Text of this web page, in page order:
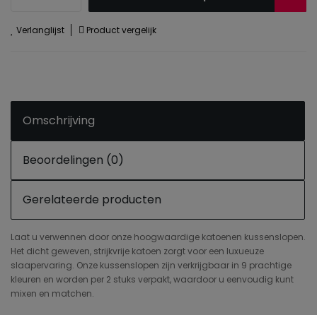
Verlanglijst Product vergelijk
Omschrijving
Beoordelingen (0)
Gerelateerde producten
Laat u verwennen door onze hoogwaardige katoenen kussenslopen.
Het dicht geweven, strijkvrije katoen zorgt voor een luxueuze
slaapervaring. Onze kussenslopen zijn verkrijgbaar in 9 prachtige
kleuren en worden per 2 stuks verpakt, waardoor u eenvoudig kunt
mixen en matchen.